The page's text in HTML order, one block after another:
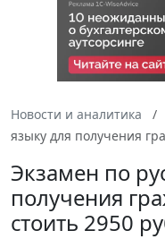
Новости и аналитика
языку для получения
Экзамен по
получения
стоить 2950